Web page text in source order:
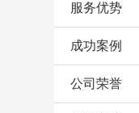
服务优势
成功案例
公司荣誉